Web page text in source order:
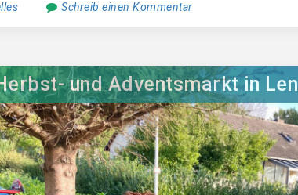
Schreib einen Kommentar
und Adventsmarkt in